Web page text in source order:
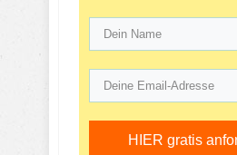
HIER gratis